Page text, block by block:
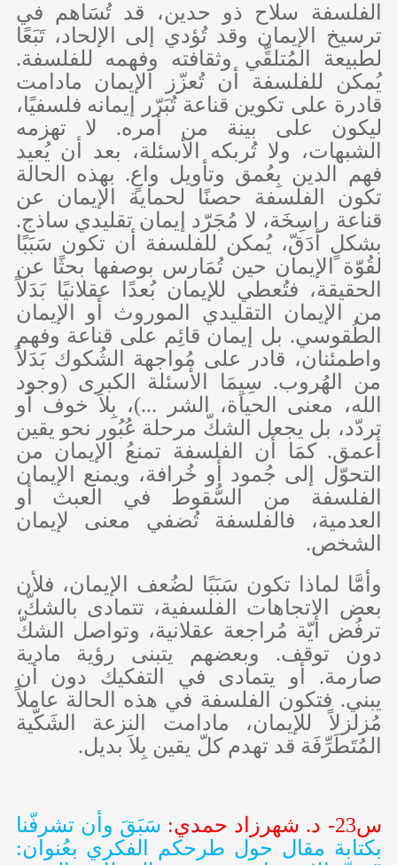
الفلسفة سلاح ذو حدين، قد تُسَاهم في
ترسيخ الإيمان وقد تُؤدي إلى الإلحاد، تَبَعًا
لطبيعة المُتلقِّي وثقافته وفهمه للفلسفة.
يُمكن للفلسفة أن تُعزّز الإيمان مادامت
قادرة على تكوين قناعة تُبَرّر إيمانه فلسفيًا،
ليكون على بينة من أمره. لا تهزمه
الشبهات، ولا تُربكه الأسئلة، بعد أن يُعيد
فهم الدين بِعُمق وتأويل واعٍ. بهذه الحالة
تكون الفلسفة حصنًا لحماية الإيمان عن
قناعة راسِخَة، لا مُجَرّد إيمان تقليدي ساذج.
بشكلٍ أدَقّ، يُمكن للفلسفة أن تكون سَبَبًا
لقُوّة الإيمان حين تُمَارس بوصفها بحثًا عن
الحقيقة، فتُعطي للإيمان بُعدًا عقلانيًا بَدَلاً
من الإيمان التقليدي الموروث أو الإيمان
الطُقوسي. بل إيمان قائِم على قناعة وفهم
واطمئنان، قادر على مُواجهة الشُكوك بَدَلاً
من الهُروب. سِيِمَا الأسئلة الكبرى (وجود
الله، معنى الحياة، الشر ...)، بِلاَ خوف أو
تردّد، بل يجعل الشكّ مرحلة عُبُور نحو يقين
أعمق. كمَا أن
الفلسفة تمنعُ الإيمان من
التحوّل إلى جُمود أو خُرافة، ويمنع الإيمان
الفلسفة من السُّقوط في العبث أو
العدمية، فالفلسفة تُضفي معنى لإيمان
الشخص.
وأمَّا لماذا تكون سَبَبًا لضُعف الإيمان، فلأن
بعض الاتجاهات الفلسفية، تتمادى بالشكّ،
ترفُض أيّة مُراجعة عقلانية، وتواصل الشكّ
دون توقف. وبعضهم يتبنى رؤية مادية
صارمة. أو يتمادى في التفكيك دون أن
يبني. فتكون الفلسفة في هذه الحالة عاملاً
مُزلزلاً للإيمان، مادامت النزعة الشَكّية
المُتَطَرِّفَة قد تهدم كلّ يقين بِلاَ بديل.
س23- د. شهرزاد حمدي:
سَبَقَ وأن تشرفّنا
بكتابة مقال حول طرحكم الفكري بعُنوان: